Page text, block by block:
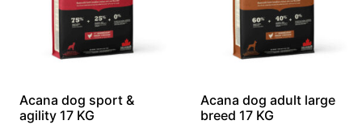
Acana dog sport &
agility 17 KG
Acana dog adult large
breed 17 KG